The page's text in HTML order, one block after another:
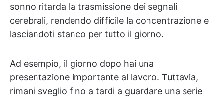
sonno ritarda la trasmissione dei segnali
cerebrali, rendendo difficile la concentrazione e
lasciandoti stanco per tutto il giorno.
Ad esempio, il giorno dopo hai una
presentazione importante al lavoro. Tuttavia,
rimani sveglio fino a tardi a guardare una serie